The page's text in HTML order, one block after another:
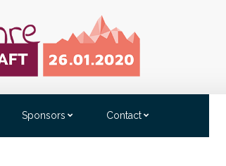
Sponsors Contact